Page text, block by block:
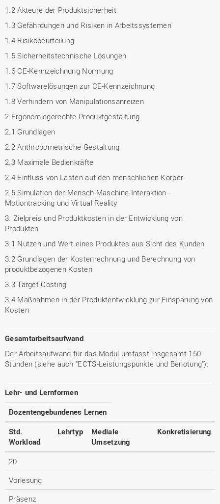
1.2 Akteure der Produktsicherheit
1.3 Gefährdungen und Risiken in Arbeitssystemen
1.4 Risikobeurteilung
1.5 Sicherheitstechnische Lösungen
1.6 CE-Kennzeichnung Normung
1.7 Softwarelösungen zur CE-Kennzeichnung
1.8 Verhindern von Manipulationsanreizen
2 Ergonomiegerechte Produktgestaltung
2.1 Grundlagen
2.2 Anthropometrische Gestaltung
2.3 Maximale Bedienkräfte
2.4 Einfluss von Lasten auf den menschlichen Körper
2.5 Simulation der Mensch-Maschine-Interaktion -
Motiontracking und Virtual Reality
3. Zielpreis und Produktkosten in der Entwicklung von
Produkten
3.1 Nutzen und Wert eines Produktes aus Sicht des Kunden
3.2 Grundlagen der Kostenrechnung und Berechnung von
produktbezogenen Kosten
3.3 Target Costing
3.4 Maßnahmen in der Produktentwicklung zur Einsparung von
Kosten
Gesamtarbeitsaufwand
Der Arbeitsaufwand für das Modul umfasst insgesamt 150
Stunden (siehe auch "ECTS-Leistungspunkte und Benotung").
Lehr- und Lernformen
Dozentengebundenes Lernen
Std.
Workload
Lehrtyp
Mediale
Umsetzung
Konkretisierung
20
Vorlesung
Präsenz